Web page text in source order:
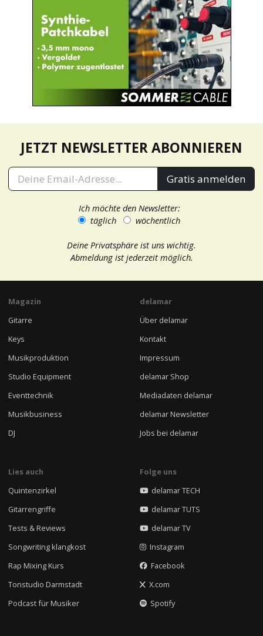
JETZT NEWSLETTER ABONNIEREN
Gratis anmelden
Ich möchte den Newsletter:
täglich
wöchentlich
Deine Privatsphäre ist uns wichtig.
Abmeldung ist jederzeit möglich.
Magazin
Gitarre
Keys
Musikproduktion
Studio Equipment
Eventtechnik
Musikbusiness
DJ
delamar
Über delamar
Kontakt
Impressum
delamar Shop
Mediadaten delamar
delamar Newsletter
Jobs bei delamar
Lies auch
Quintenzirkel
Gitarrengriffe
Tests & Reviews
Songwriting klangkost
Rap Mixing Kurs
Tonstudio Darmstadt
Podcast für Musiker
Folge uns
delamar TECH
delamar TUTS
delamar TV
Instagram
Facebook
X.com
Spotify